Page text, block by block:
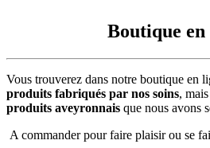
Boutique en
Vous trouverez dans notre boutique en
produits fabriqués par nos soins,
produits aveyronnais que nous avons
A commander pour faire plaisir ou se